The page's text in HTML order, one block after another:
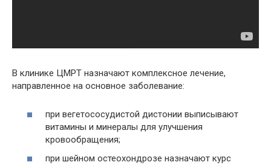
В клинике ЦМРТ назначают комплексное лечение,
направленное на основное заболевание:
при вегетососудистой дистонии выписывают
витамины и минералы для улучшения
кровообращения;
при шейном остеохондрозе назначают курс